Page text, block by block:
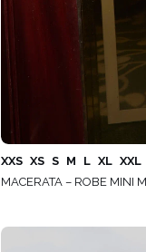
XXS XS S M L XL XXL
MACERATA – ROBE MINI